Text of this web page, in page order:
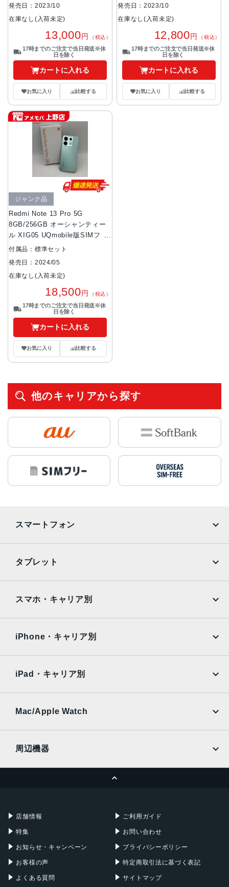
発売日：2023/10
在庫なし(入荷未定)
13,000円 （税込）
17時までのご注文で当日発送※休
日を除く
カートに入れる
お気に入り 比較する
発売日：2023/10
在庫なし(入荷未定)
12,800円 （税込）
17時までのご注文で当日発送※休
日を除く
カートに入れる
お気に入り 比較する
Redmi Note 13 Pro 5G
8GB/256GB オーシャンティー
ル XIG05 UQmobile版SIMフリ
ー ジャンク品
ジャンク品
付属品：標準セット
発売日：2024/05
在庫なし(入荷未定)
18,500円 （税込）
17時までのご注文で当日発送※休
日を除く
カートに入れる
お気に入り 比較する
他のキャリアから探す
スマートフォン
AQUOS
OPPO Android
タブレット
Surface
Xiaomi Tablet
スマホ・キャリア別
Ymobile
UQmobile
iPhone・キャリア別
Ymobile
UQmobile
iPad・キャリア別
Mac/Apple Watch
周辺機器
店舗情報
特集
お知らせ・キャンペーン
お客様の声
よくある質問
ご利用ガイド
お問い合わせ
プライバシーポリシー
特定商取引法に基づく表記
サイトマップ